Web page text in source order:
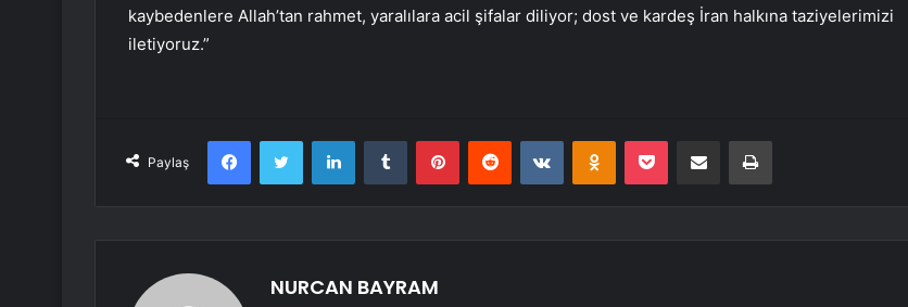
kaybedenlere Allah’tan rahmet, yaralılara acil şifalar diliyor; dost ve kardeş İran halkına taziyelerimizi
iletiyoruz.”
Paylaş
FacebookTwitter LinkedInTumblr PinterestReddit VKontakteOdnoklassniki
Pocket E-Posta ile paylaş Yazdır
NURCAN BAYRAM